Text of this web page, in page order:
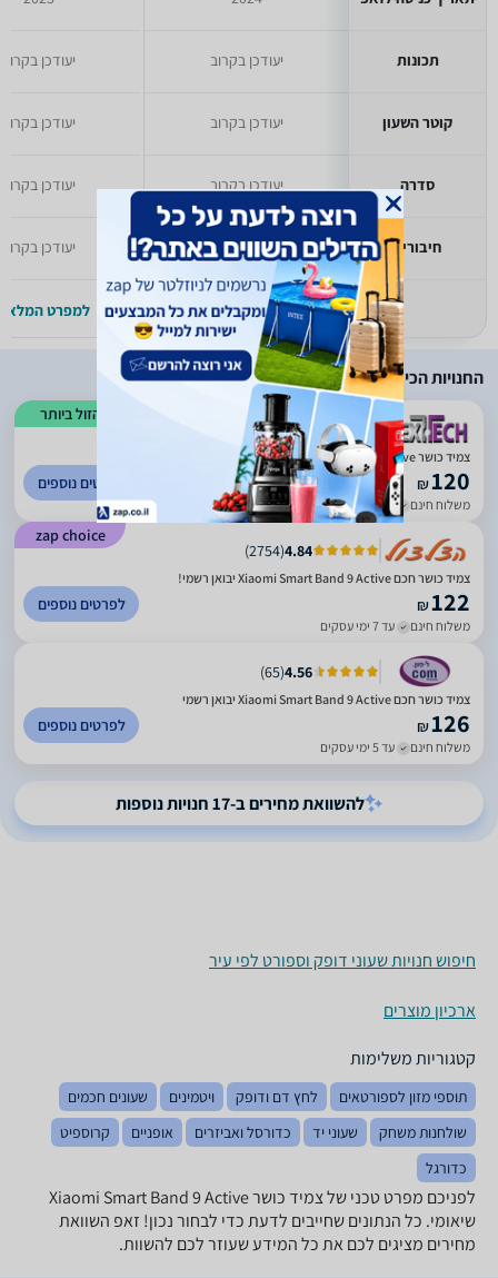
תכונות
קוטר השעון
סדרה
חיבורים
יעודכן בקרוב
יעודכן בקרוב
יעודכן בקרוב
יעודכן בקרוב
למפרט המלא >>
יעודכן בקרוב
יעודכן בקרוב
יעודכן בקרוב
יעודכן בקרוב
למפרט המלא
החנויות הכי זולות
הזול ביותר
4.15
(
599
)
‏צמיד כושר Xiaomi Smart Band 9 Active שיאומי - יבואן רשמי
₪120
משלוח חינם עד 7 ימי עסקים
לפרטים נוספים
zap choice
4.84
(
2754
)
צמיד כושר חכם Xiaomi Smart Band 9 Active יבואן רשמי!
₪122
משלוח חינם עד 7 ימי עסקים
לפרטים נוספים
4.56
(
65
)
צמיד כושר חכם Xiaomi Smart Band 9 Active יבואן רשמי
₪126
משלוח חינם עד 5 ימי עסקים
לפרטים נוספים
להשוואת מחירים ב-17 חנויות נוספות
חיפוש חנויות שעוני דופק וספורט לפי עיר
ארכיון מוצרים
קטגוריות משלימות
תוספי מזון לספורטאים לחץ דם ודופק ויטמינים
שעונים חכמים
שולחנות משחק
שעוני יד כדורסל ואביזרים אופניים
קרוספיט
כדורגל
לפניכם מפרט טכני של ‏צמיד כושר Xiaomi Smart Band 9 Active
שיאומי. כל הנתונים שחייבים לדעת כדי לבחור נכון! זאפ השוואת
מחירים מציגים לכם את כל המידע שעוזר לכם להשוות.